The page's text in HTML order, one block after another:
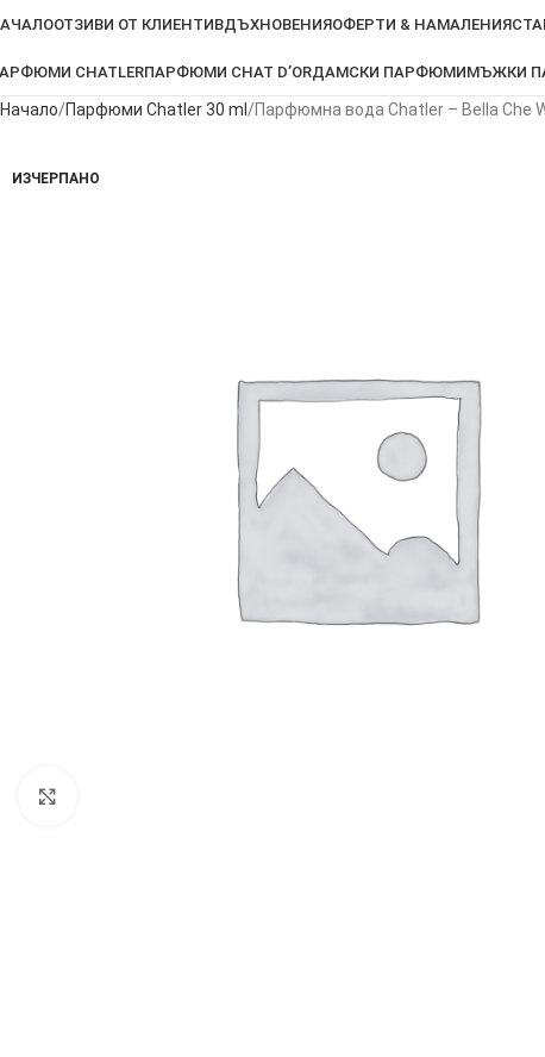
ОТЗИВИ ОТ КЛИЕНТИВДЪХНОВЕНИЯОФЕРТИ & НАМАЛЕНИЯ
CHATLERПАРФЮМИ CHAT D’ORДАМСКИ ПАРФЮМИМЪЖКИ
Начало Парфюми Chatler 30 ml Парфюмна вода Chatler – Bella Che
ИЗЧЕРПАНО